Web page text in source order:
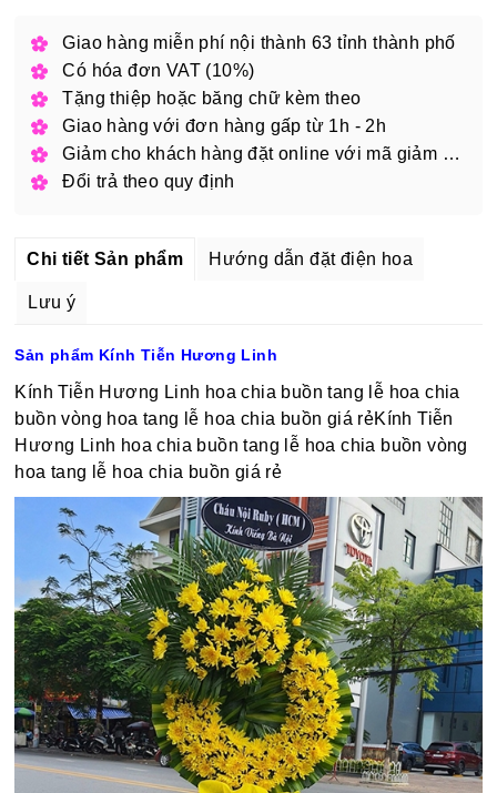
Giao hàng miễn phí nội thành 63 tỉnh thành phố
Có hóa đơn VAT (10%)
Tặng thiệp hoặc băng chữ kèm theo
Giao hàng với đơn hàng gấp từ 1h - 2h
Giảm cho khách hàng đặt online với mã giảm giá
Đổi trả theo quy định
Chi tiết Sản phẩm Hướng dẫn đặt điện hoa
Lưu ý
Sản phẩm Kính Tiễn Hương Linh
Kính Tiễn Hương Linh hoa chia buồn tang lễ hoa chia
buồn vòng hoa tang lễ hoa chia buồn giá rẻKính Tiễn
Hương Linh hoa chia buồn tang lễ hoa chia buồn vòng
hoa tang lễ hoa chia buồn giá rẻ